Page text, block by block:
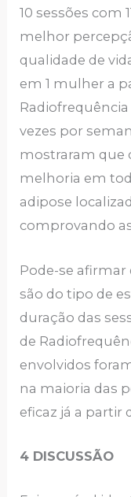
10 sessões com
melhor
qualidade de
em 1 mulher a
Radiofrequência
vezes por
mostraram que
melhoria em
adipose
comprovando
Pode-se
são do tipo de
duração das
de
envolvidos
na maioria das
eficaz já a partir
4 DISCUSSÃO